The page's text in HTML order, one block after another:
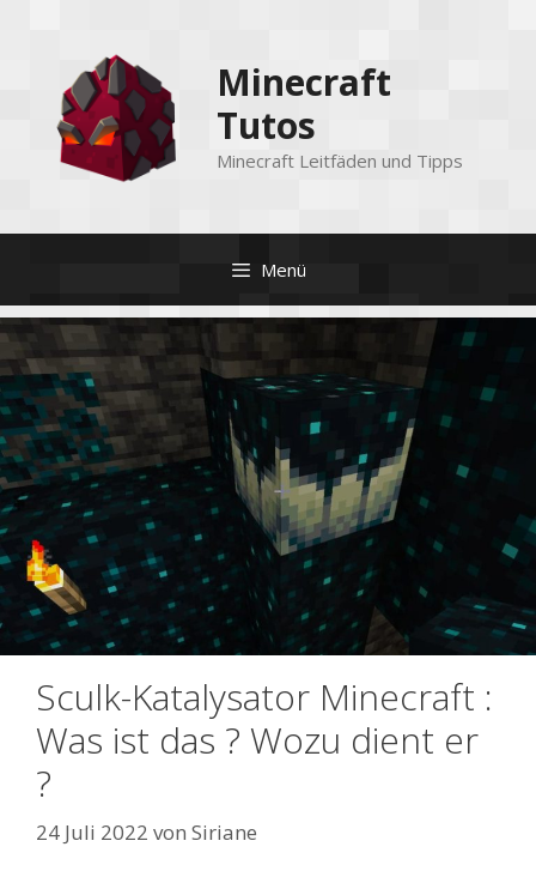
springen
Minecraft
Tutos
Minecraft Leitfäden und Tipps
Menü
Sculk-Katalysator Minecraft :
Was ist das ? Wozu dient er
?
24 Juli 2022 von Siriane